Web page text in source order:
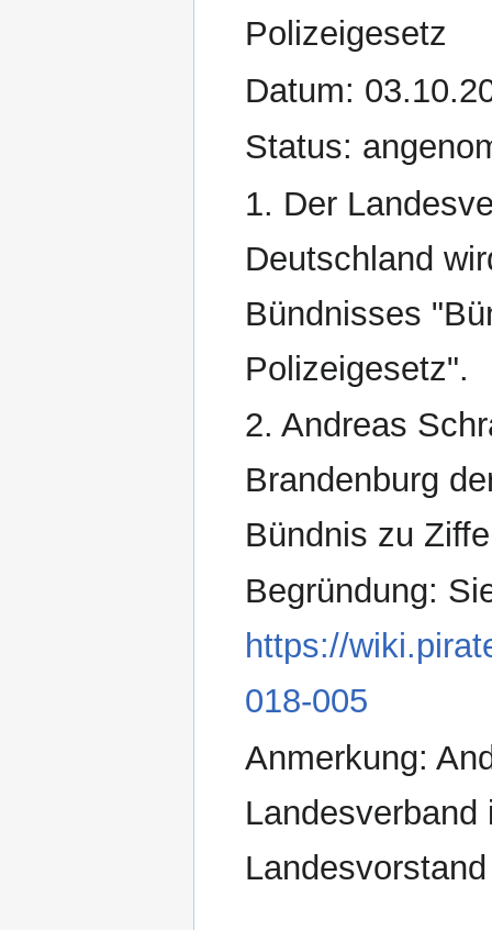
Polizeigesetz
Datum:
Status:
1. Der
Deutschland
Bündnisses
Polizeigesetz".
2. Andreas
Brandenburg
Bündnis zu
Begründung:
https://
018-005
Anmerkung: